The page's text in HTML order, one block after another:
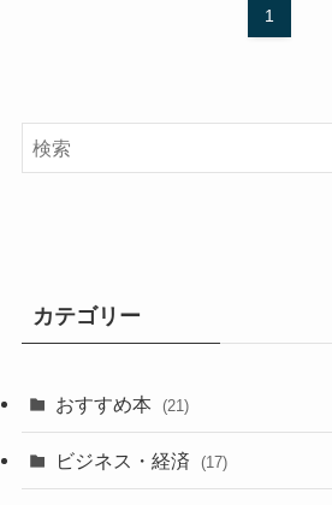
1
カテゴリー
おすすめ本 (21)
ビジネス・経済 (17)